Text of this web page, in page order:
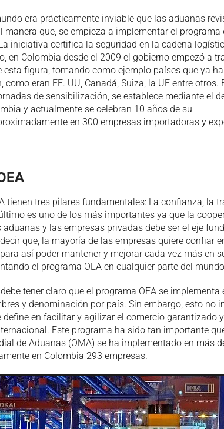
era prácticamente inviable que las aduanas
manera que, se empieza a implementar el programa
iniciativa certifica la seguridad en la cadena
en Colombia desde el 2009 el gobierno empezó a
esta figura, tomando como ejemplo países que ya
eran EE. UU, Canadá, Suiza, la UE entre otros.
de sensibilización, se establece mediante el
y actualmente se celebran 10 años de su
en 300 empresas importadoras y
tienen tres pilares fundamentales: La confianza, la
es uno de los más importantes ya que la
y las empresas privadas debe ser el eje
que, la mayoría de las empresas quiere confiar
así poder mantener y mejorar cada vez más en
el programa OEA en cualquier parte del
tener claro que el programa OEA se
y denominación por país. Sin embargo, esto no
define en facilitar y agilizar el comercio garantizado
Este programa ha sido tan importante
de Aduanas (OMA) se ha implementado en más
en Colombia 293 empresas.